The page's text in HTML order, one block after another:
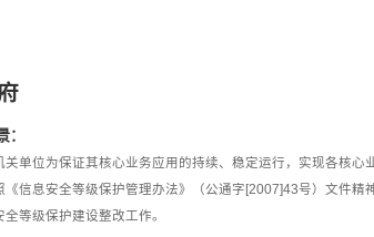
：
关单位为保证其核心业务应用的持续、稳定运行，实现各核心
《信息安全等级保护管理办法》（公通字[2007]43号）文件精
全等级保护建设整改工作。